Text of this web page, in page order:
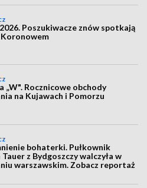
Poszukiwacze znów spotkają
Koronowem
„W". Rocznicowe obchody
na Kujawach i Pomorzu
bohaterki. Pułkownik
z Bydgoszczy walczyła w
warszawskim. Zobacz reportaż